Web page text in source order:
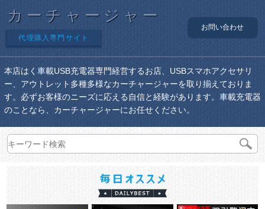
カーチャージャー
代理購入専門サイト
お問い合わせ
本店はく車載USB充電器専門経営するお店、USBスマホアクセサリ
ー、アウトレット多種多様なカーチャージャーを取り揃えておりま
す。必ずお客様のニーズに応える自信と経験があります。車載充電器
のことなら、カーチャージャーにお任せください。